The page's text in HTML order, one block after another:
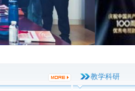
教学科研